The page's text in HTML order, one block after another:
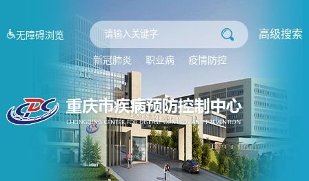
无障碍浏览 高级搜索
新冠肺炎 职业病 疫情防控